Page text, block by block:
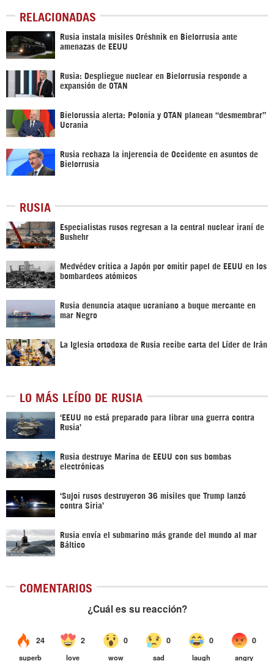
RELACIONADAS
Rusia instala misiles Oréshnik en Bielorrusia ante
amenazas de EEUU
Rusia: Despliegue nuclear en Bielorrusia responde a
expansión de OTAN
Bielorussia alerta: Polonia y OTAN planean “desmembrar”
Ucrania
Rusia rechaza la injerencia de Occidente en asuntos de
Bielorrusia
RUSIA
Especialistas rusos regresan a la central nuclear iraní de
Bushehr
Medvédev critica a Japón por omitir papel de EEUU en los
bombardeos atómicos
Rusia denuncia ataque ucraniano a buque mercante en
mar Negro
La Iglesia ortodoxa de Rusia recibe carta del Líder de Irán
LO MÁS LEÍDO DE RUSIA
‘EEUU no está preparado para librar una guerra contra
Rusia’
Rusia destruye Marina de EEUU con sus bombas
electrónicas
‘Sujoi rusos destruyeron 36 misiles que Trump lanzó
contra Siria’
Rusia envía el submarino más grande del mundo al mar
Báltico
COMENTARIOS